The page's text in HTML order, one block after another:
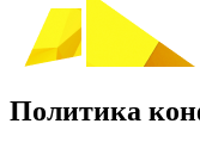
Политика